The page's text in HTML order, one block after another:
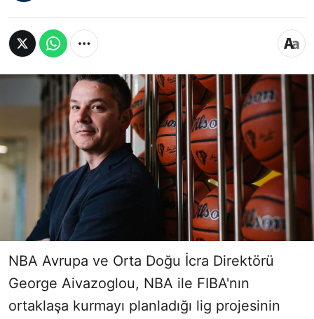
NBA Avrupa ve Orta Doğu İcra Direktörü
George Aivazoglou, NBA ile FIBA'nın
ortaklaşa kurmayı planladığı lig projesinin